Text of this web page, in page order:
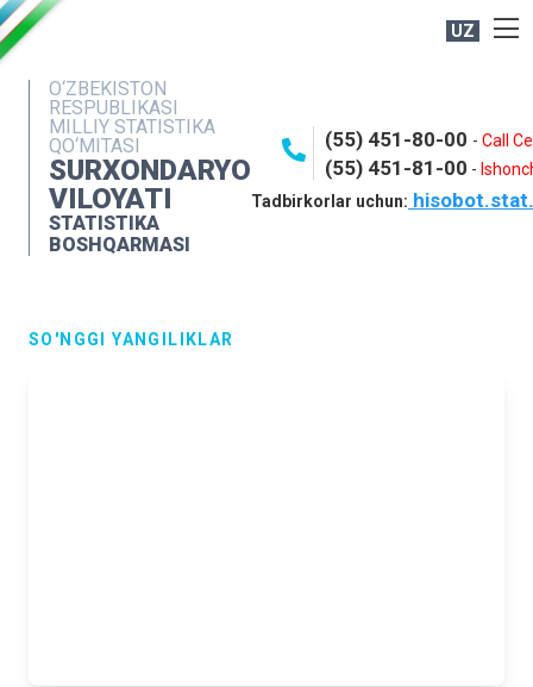
UZ
O‘ZBEKISTON
RESPUBLIKASI
MILLIY STATISTIKA
QO‘MITASI
SURXONDARYO
VILOYATI
STATISTIKA
BOSHQARMASI
(55) 451-80-00 -Call
(55) 451-81-00 -
Tadbirkorlar uchun:
OCHIQ MA'LUMOTLAR
NASHRLAR
INTERAKTIV XIZMATLAR
MATBUOT XIZMATI
SO'NGGI YANGILIKLAR